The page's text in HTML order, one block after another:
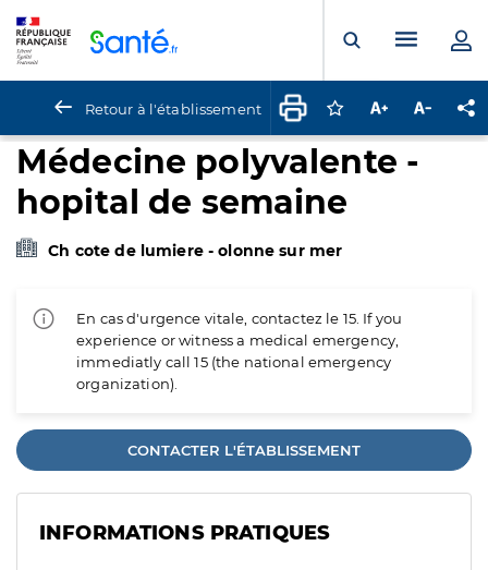
Ouvrir laMenu
Retour à l'établissement Connectez-vous
Augmenter la
Médecine polyvalente -
hopital de semaine
Ch cote de lumiere - olonne sur mer
En cas d'urgence vitale, contactez le 15. If you
experience or witness a medical emergency,
immediatly call 15 (the national emergency
organization).
CONTACTER L'ÉTABLISSEMENT
INFORMATIONS PRATIQUES